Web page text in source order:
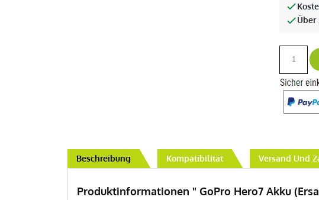
Über
Beschreibung Kompatibilität Versand Und
Produktinformationen " GoPro Hero7 Akku